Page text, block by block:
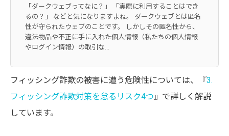
「ダークウェブってなに？」 「実際に利用することはでき
るの？」 などと気になりますよね。 ダークウェブとは匿名
性が守られたウェブのことです。 しかしその匿名性から、
違法物品や不正に手に入れた個人情報（私たちの個人情報
やログイン情報）の取引な...
フィッシング詐欺の被害に遭う危険性については、『3.
フィッシング詐欺対策を怠るリスク4つ』で詳しく解説
しています。